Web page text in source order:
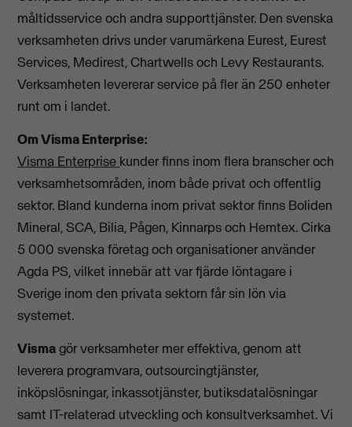
måltidsservice och andra supporttjänster. Den svenska
verksamheten drivs under varumärkena Eurest, Eurest
Services, Medirest, Chartwells och Levy Restaurants.
Verksamheten levererar service på fler än 250 enheter
runt om i landet.
Om Visma Enterprise:
Visma Enterprise kunder finns inom flera branscher och
verksamhetsområden, inom både privat och offentlig
sektor. Bland kunderna inom privat sektor finns Boliden
Mineral, SCA, Bilia, Pågen, Kinnarps och Hemtex. Cirka
5 000 svenska företag och organisationer använder
Agda PS, vilket innebär att var fjärde löntagare i
Sverige inom den privata sektorn får sin lön via
systemet.
Vismagör verksamheter mer effektiva, genom att
leverera programvara, outsourcingtjänster,
inköpslösningar, inkassotjänster, butiksdatalösningar
samt IT-relaterad utveckling och konsultverksamhet. Vi